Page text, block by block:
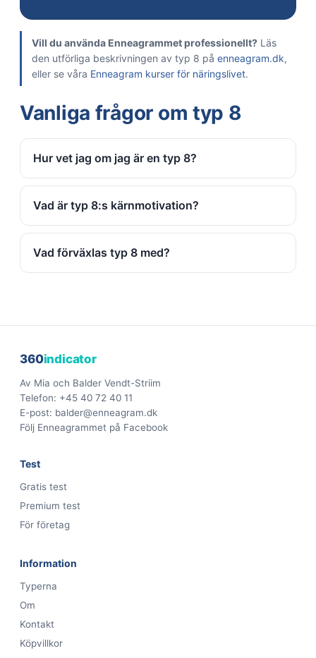
Vill du använda Enneagrammet professionellt? Läs
den utförliga beskrivningen av typ 8 på enneagram.dk,
eller se våra Enneagram kurser för näringslivet.
Vanliga frågor om typ 8
Hur vet jag om jag är en typ 8?
Vad är typ 8:s kärnmotivation?
Vad förväxlas typ 8 med?
360indicator
Av Mia och Balder Vendt-Striim
Telefon: +45 40 72 40 11
E-post: balder@enneagram.dk
Följ Enneagrammet på Facebook
Test
Gratis test
Premium test
För företag
Information
Typerna
Om
Kontakt
Köpvillkor